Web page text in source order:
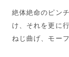
絶体絶命のピン
け、それを更に
ねじ曲げ、モー